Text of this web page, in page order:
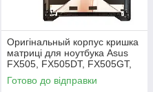
Оригінальный корпус кришка
матриці для ноутбука Asus
FX505, FX505DT, FX505GT,
FX505GE, FX505GD,
FX505DD
Готово до відправки